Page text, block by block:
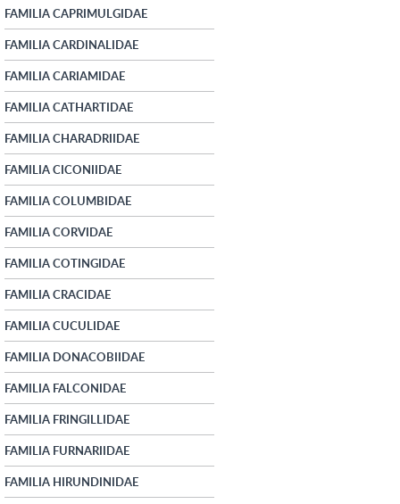
FAMILIA CAPRIMULGIDAE
FAMILIA CARDINALIDAE
FAMILIA CARIAMIDAE
FAMILIA CATHARTIDAE
FAMILIA CHARADRIIDAE
FAMILIA CICONIIDAE
FAMILIA COLUMBIDAE
FAMILIA CORVIDAE
FAMILIA COTINGIDAE
FAMILIA CRACIDAE
FAMILIA CUCULIDAE
FAMILIA DONACOBIIDAE
FAMILIA FALCONIDAE
FAMILIA FRINGILLIDAE
FAMILIA FURNARIIDAE
FAMILIA HIRUNDINIDAE